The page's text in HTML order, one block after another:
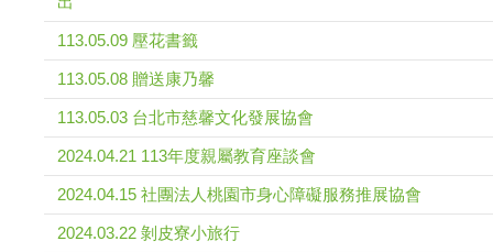
113.05.09 壓花書籤
113.05.08 贈送康乃馨
113.05.03 台北市慈馨文化發展協會
2024.04.21 113年度親屬教育座談會
2024.04.15 社團法人桃園市身心障礙服務推展協會
2024.03.22 剝皮寮小旅行